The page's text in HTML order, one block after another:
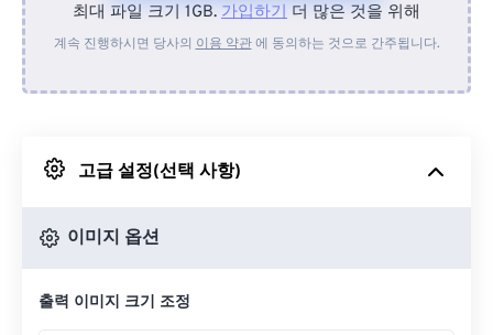
장치에서
Google 드라이브에서
최대 파일 크기 1GB. 가입하기 더 많은 것을 위해
계속 진행하시면 당사의 이용 약관에 동의하는 것으로 간주됩니다.
고급 설정(선택 사항)
이미지 옵션
출력 이미지 크기 조정